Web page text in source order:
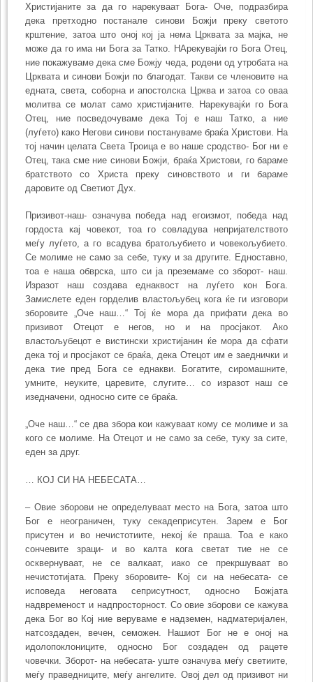
Христијаните за да го нарекуваат Бога- Оче, подразбира
дека претходно постанале синови Божји преку светото
крштение, затоа што оној кој ја нема Црквата за мајка, не
може да го има ни Бога за Татко. НАрекувајќи го Бога Отец,
ние покажуваме дека сме Божју чеда, родени од утробата на
Црквата и синови Божји по благодат. Такви се членовите на
едната, света, соборна и апостолска Црква и затоа со оваа
молитва се молат само христијаните. Нарекувајќи го Бога
Отец, ние посведочуваме дека Тој е наш Татко, а ние
(луѓето) како Негови синови постануваме браќа Христови. На
тој начин целата Света Троица е во наше сродство- Бог ни е
Отец, така сме ние синови Божји, браќа Христови, го бараме
братството со Христа преку синовството и ги бараме
даровите од Светиот Дух.
Призивот-наш- означува победа над егоизмот, победа над
гордоста кај човекот, тоа го совладува непријателството
меѓу луѓето, а го всадува братољубието и човекољубието.
Се молиме не само за себе, туку и за другите. Едноставно,
тоа е наша обврска, што си ја преземаме со зборот- наш.
Изразот наш создава еднаквост на луѓето кон Бога.
Замислете еден горделив властољубец кога ќе ги изговори
зборовите „Оче наш…“ Тој ќе мора да прифати дека во
призивот Отецот е негов, но и на просјакот. Ако
властољубецот е вистински христијанин ќе мора да сфати
дека тој и просјакот се браќа, дека Отецот им е заеднички и
дека тие пред Бога се еднакви. Богатите, сиромашните,
умните, неуките, царевите, слугите… со изразот наш се
изедначени, односно сите се браќа.
„Оче наш…“ се два збора кои кажуваат кому се молиме и за
кого се молиме. На Отецот и не само за себе, туку за сите,
еден за друг.
… КОЈ СИ НА НЕБЕСАТА…
– Овие зборови не определуваат место на Бога, затоа што
Бог е неограничен, туку секадеприсутен. Зарем е Бог
присутен и во нечистотиите, некој ќе праша. Тоа е како
сончевите зраци- и во калта кога светат тие не се
осквернуваат, не се валкаат, иако се прекршуваат во
нечистотијата. Преку зборовите- Кој си на небесата- се
исповеда неговата сеприсутност, односно Божјата
надвременост и надпросторност. Со овие зборови се кажува
дека Бог во Кој ние веруваме е надземен, надматеријален,
натсоздаден, вечен, семожен. Нашиот Бог не е оној на
идолопоклониците, односно Бог создаден од рацете
човечки. Зборот- на небесата- уште означува меѓу светиите,
меѓу праведниците, меѓу ангелите. Овој дел од призивот ни